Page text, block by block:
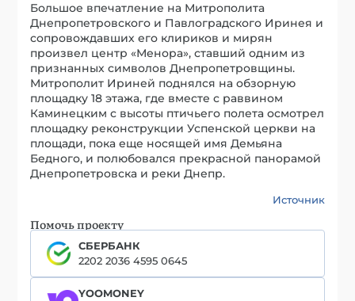
Большое впечатление на Митрополита
Днепропетровского и Павлоградского Иринея и
сопровождавших его клириков и мирян
произвел центр «Менора», ставший одним из
признанных символов Днепропетровщины.
Митрополит Ириней поднялся на обзорную
площадку 18 этажа, где вместе с раввином
Каминецким с высоты птичьего полета осмотрел
площадку реконструкции Успенской церкви на
площади, пока еще носящей имя Демьяна
Бедного, и полюбовался прекрасной панорамой
Днепропетровска и реки Днепр.
Источник
Помочь проекту
СБЕРБАНК
2202 2036 4595 0645
YOOMONEY